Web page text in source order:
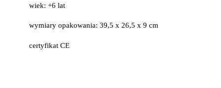
wiek: +6 lat
wymiary opakowania: 39,5 x 26,5 x 9 cm
certyfikat CE